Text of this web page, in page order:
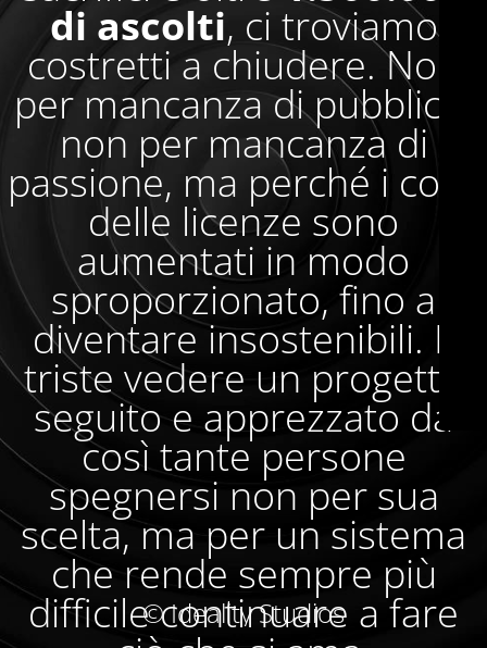
di ascolti, ci troviamo
costretti a chiudere. Non
per mancanza di pubblico,
non per mancanza di
passione, ma perché i costi
delle licenze sono
aumentati in modo
sproporzionato, fino a
diventare insostenibili. È
triste vedere un progetto
seguito e apprezzato da
così tante persone
spegnersi non per sua
scelta, ma per un sistema
che rende sempre più
difficile continuare a fare
© Ideality Studios